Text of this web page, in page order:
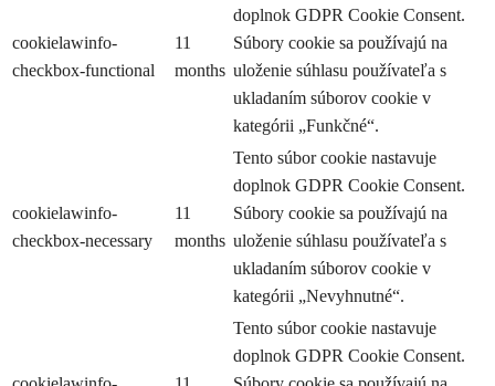
cookielawinfo-
checkbox-functional
11
months
doplnok GDPR Cookie Consent.
Súbory cookie sa používajú na
uloženie súhlasu používateľa s
ukladaním súborov cookie v
kategórii „Funkčné“.
cookielawinfo-
checkbox-necessary
11
months
Tento súbor cookie nastavuje
doplnok GDPR Cookie Consent.
Súbory cookie sa používajú na
uloženie súhlasu používateľa s
ukladaním súborov cookie v
kategórii „Nevyhnutné“.
Tento súbor cookie nastavuje
doplnok GDPR Cookie Consent.